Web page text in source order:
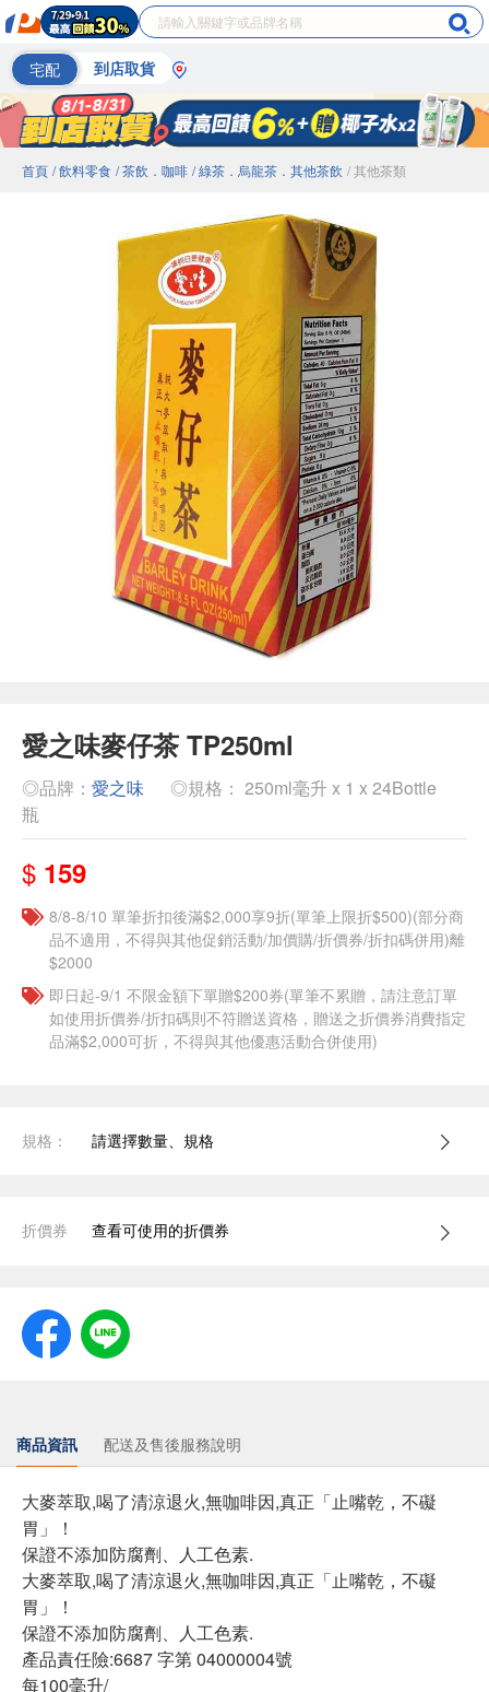
宅配 到店取貨
首頁 / 飲料零食 / 茶飲．咖啡 / 綠茶．烏龍茶．其他茶飲 / 其他茶類
愛之味麥仔茶 TP250ml
◎品牌： 愛之味
◎規格： 250ml毫升 x 1 x 24Bottle
瓶
$ 159
8/8-8/10 單筆折扣後滿$2,000享9折(單筆上限折$500)(部分商
品不適用，不得與其他促銷活動/加價購/折價券/折扣碼併用)離
$2000
即日起-9/1 不限金額下單贈$200券(單筆不累贈，請注意訂單
如使用折價券/折扣碼則不符贈送資格，贈送之折價券消費指定
品滿$2,000可折，不得與其他優惠活動合併使用)
規格： 請選擇數量、規格
折價券 查看可使用的折價券
商品資訊 配送及售後服務說明
大麥萃取,喝了清涼退火,無咖啡因,真正「止嘴乾，不礙
胃」！
保證不添加防腐劑、人工色素.
大麥萃取,喝了清涼退火,無咖啡因,真正「止嘴乾，不礙
胃」！
保證不添加防腐劑、人工色素.
產品責任險:6687 字第 04000004號
每100毫升/